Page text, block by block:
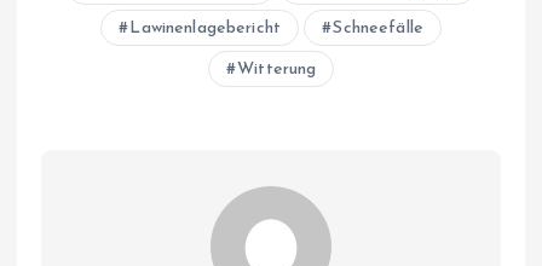
Lawinenlagebericht Schneefälle
Witterung